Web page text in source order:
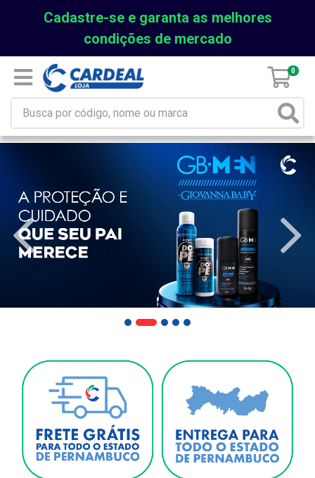
Cadastre-se e garanta as melhores
condições de mercado
0